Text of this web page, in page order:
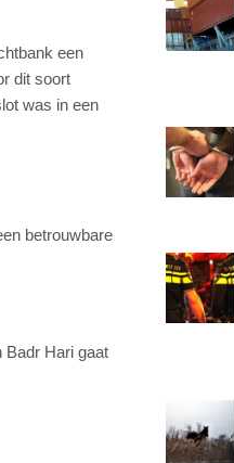
een
dit soort
was in een
betrouwbare
Badr Hari gaat